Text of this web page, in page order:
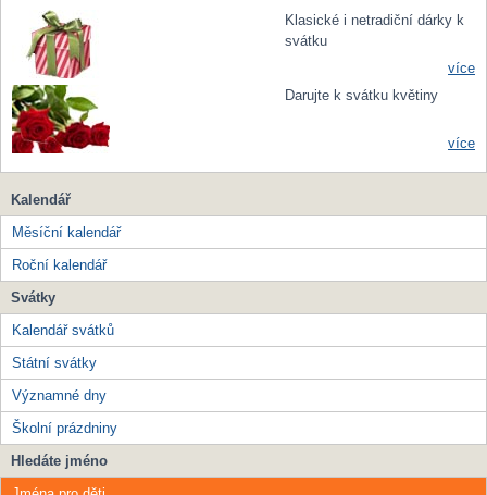
Klasické i netradiční dárky k
svátku
více
Darujte k svátku květiny
více
Kalendář
Měsíční kalendář
Roční kalendář
Svátky
Kalendář svátků
Státní svátky
Významné dny
Školní prázdniny
Hledáte jméno